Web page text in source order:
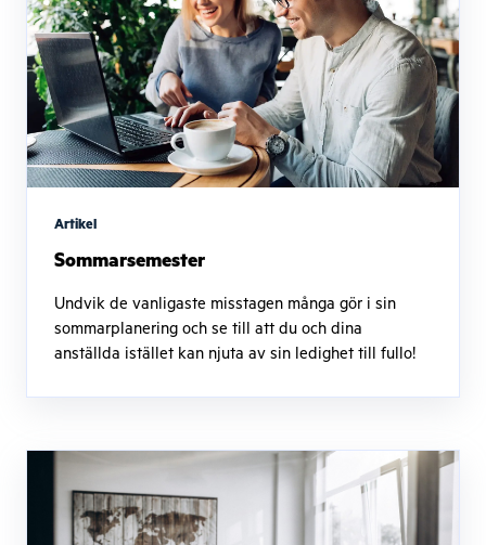
Artikel
Sommarsemester
Undvik de vanligaste misstagen många gör i sin
sommarplanering och se till att du och dina
anställda istället kan njuta av sin ledighet till fullo!